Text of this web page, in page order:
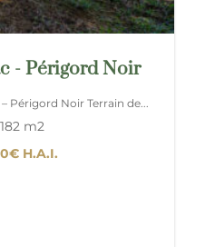
- Périgord Noir
Périgord Noir Terrain de...
182 m2
H.A.I.